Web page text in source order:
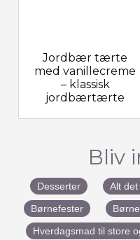
Jordbær tærte
med vanillecreme
– klassisk
jordbærtærte
Bliv
Desserter Alt
Børnefester
Hverdagsmad til store